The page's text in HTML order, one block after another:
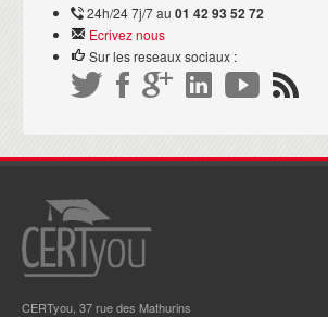
24h/24 7j/7 au 01 42 93 52 72
Ecrivez nous
Sur les reseaux sociaux :
CERTyou, 37 rue des Mathurins